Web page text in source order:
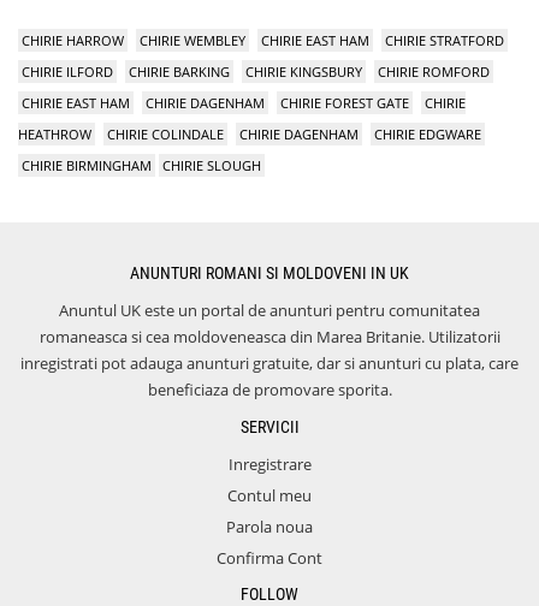
CHIRIE HARROW CHIRIE WEMBLEY CHIRIE EAST HAM
CHIRIE STRATFORD
CHIRIE ILFORD
CHIRIE BARKING CHIRIE KINGSBURY
CHIRIE ROMFORD
CHIRIE EAST HAM
CHIRIE DAGENHAM CHIRIE FOREST GATE
CHIRIE
HEATHROW
CHIRIE COLINDALE CHIRIE DAGENHAM
CHIRIE EDGWARE
CHIRIE BIRMINGHAM
CHIRIE SLOUGH
ANUNTURI ROMANI SI MOLDOVENI IN UK
Anuntul UK este un portal de anunturi pentru comunitatea
romaneasca si cea moldoveneasca din Marea Britanie. Utilizatorii
inregistrati pot adauga anunturi gratuite, dar si anunturi cu plata, care
beneficiaza de promovare sporita.
SERVICII
Inregistrare
Contul meu
Parola noua
Confirma Cont
FOLLOW